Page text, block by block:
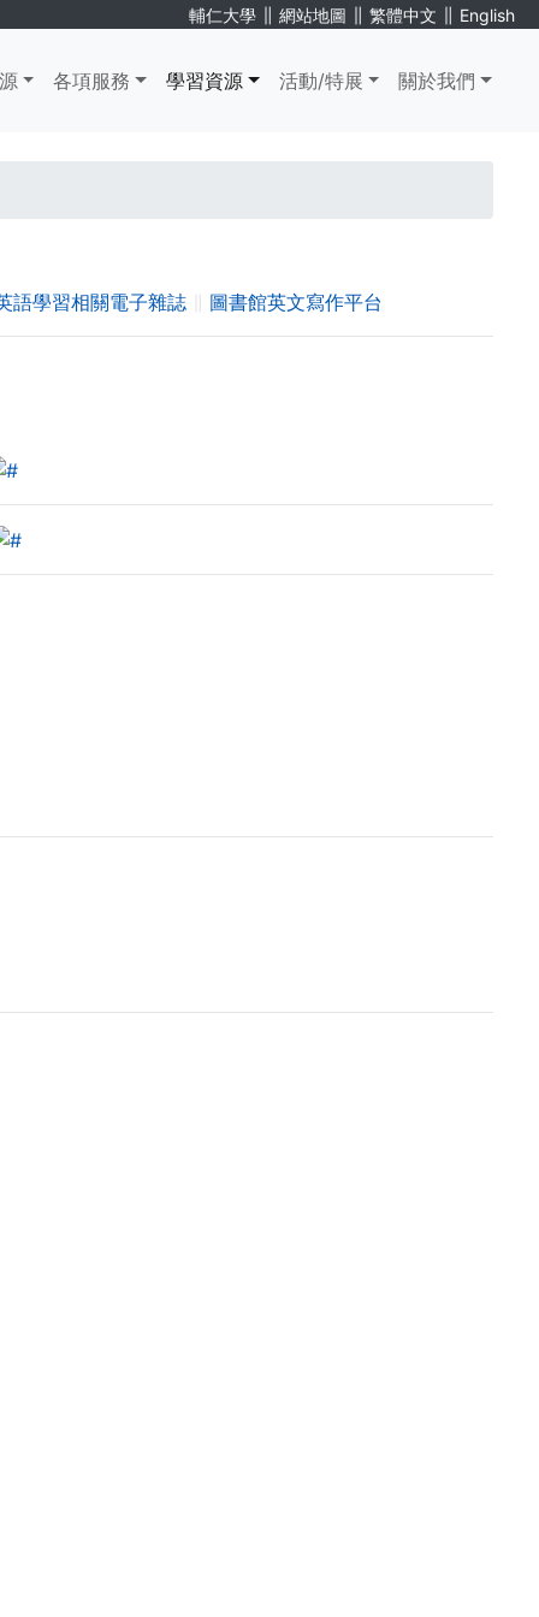
輔仁大學 ∥ 網站地圖 ∥ 繁體中文 ∥ English
各項服務 學習資源 活動/特展 關於我們
語學習相關電子雜誌∥ 圖書館英文寫作平台